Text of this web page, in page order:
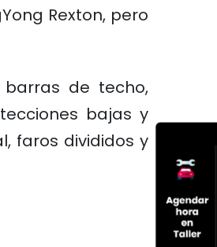
Rexton, pero
de techo,
bajas y
faros divididos y